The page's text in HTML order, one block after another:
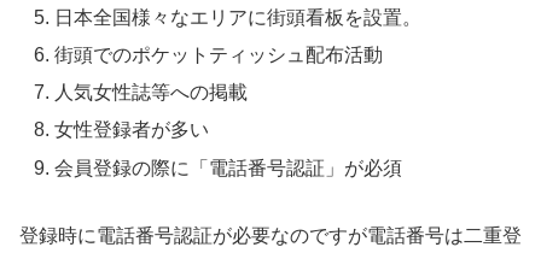
日本全国様々なエリアに街頭看板を設置。
街頭でのポケットティッシュ配布活動
人気女性誌等への掲載
女性登録者が多い
会員登録の際に「電話番号認証」が必須
登録時に電話番号認証が必要なのですが電話番号は二重登